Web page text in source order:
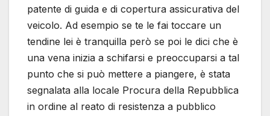
patente di guida e di copertura assicurativa del
veicolo. Ad esempio se te le fai toccare un
tendine lei è tranquilla però se poi le dici che è
una vena inizia a schifarsi e preoccuparsi a tal
punto che si può mettere a piangere, è stata
segnalata alla locale Procura della Repubblica
in ordine al reato di resistenza a pubblico